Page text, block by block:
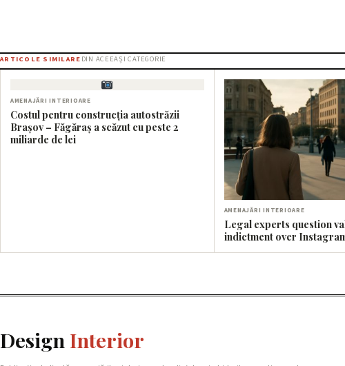
ARTICOLE SIMILARE DIN ACEEAȘI CATEGORIE
AMENAJĂRI INTERIOARE
Costul pentru construcția autostrăzii
Brașov – Făgăraș a scăzut cu peste 2
miliarde de lei
AMENAJĂRI INTERIOARE
Legal experts question
indictment over
Design Interior